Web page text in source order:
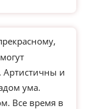
Артистичны и
ума.
Все время в